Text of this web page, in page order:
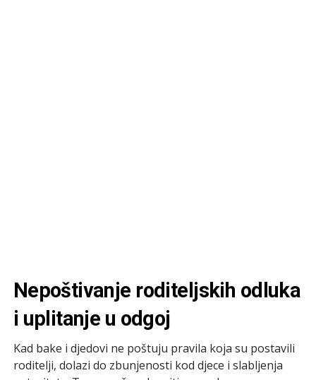
Nepoštivanje roditeljskih odluka
i uplitanje u odgoj
Kad bake i djedovi ne poštuju pravila koja su postavili
roditelji, dolazi do zbunjenosti kod djece i slabljenja